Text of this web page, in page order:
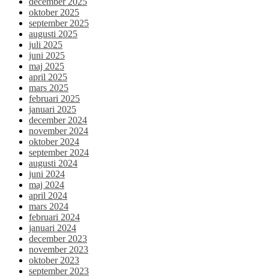
oktober 2025
september 2025
augusti 2025
juli 2025
juni 2025
maj 2025
april 2025
mars 2025
februari 2025
januari 2025
december 2024
november 2024
oktober 2024
september 2024
augusti 2024
juni 2024
maj 2024
april 2024
mars 2024
februari 2024
januari 2024
december 2023
november 2023
oktober 2023
september 2023